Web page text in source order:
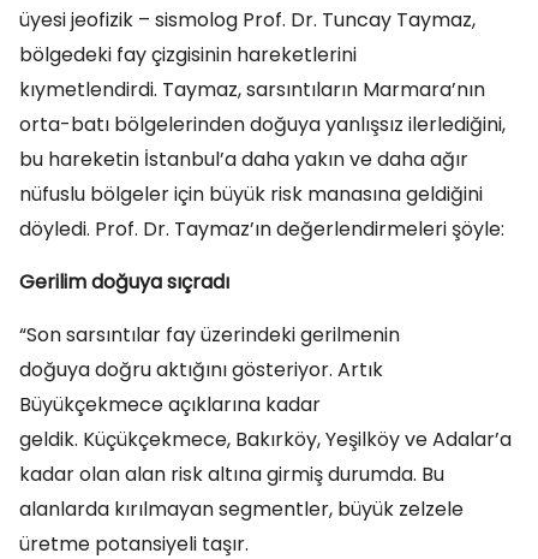
üyesi jeofizik – sismolog Prof. Dr. Tuncay Taymaz,
bölgedeki fay çizgisinin hareketlerini
kıymetlendirdi. Taymaz, sarsıntıların Marmara’nın
orta-batı bölgelerinden doğuya yanlışsız ilerlediğini,
bu hareketin İstanbul’a daha yakın ve daha ağır
nüfuslu bölgeler için büyük risk manasına geldiğini
döyledi. Prof. Dr. Taymaz’ın değerlendirmeleri şöyle:
Gerilim doğuya sıçradı
“Son sarsıntılar fay üzerindeki gerilmenin
doğuya doğru aktığını gösteriyor. Artık
Büyükçekmece açıklarına kadar
geldik. Küçükçekmece, Bakırköy, Yeşilköy ve Adalar’a
kadar olan alan risk altına girmiş durumda. Bu
alanlarda kırılmayan segmentler, büyük zelzele
üretme potansiyeli taşır.